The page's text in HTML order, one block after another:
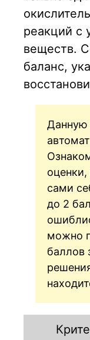
реакций с
веществ.
баланс,
Данную
сами
до 2
можно
баллов